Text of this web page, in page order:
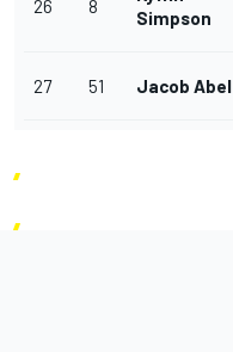
26 8
Simpson
27 51 Jacob Abel